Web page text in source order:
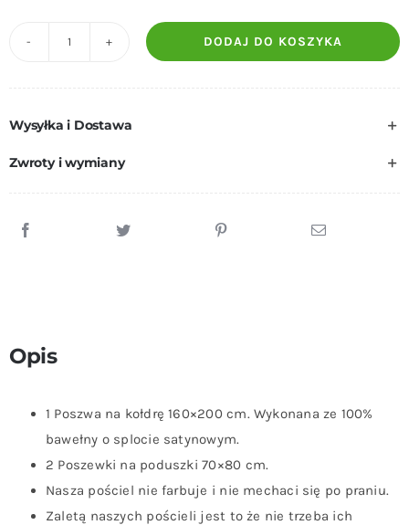
3D
160x200
DODAJ DO KOSZYKA
Wysyłka i Dostawa
Zwroty i wymiany
Opis
1 Poszwa na kołdrę 160×200 cm. Wykonana ze 100%
bawełny o splocie satynowym.
2 Poszewki na poduszki 70×80 cm.
Nasza pościel nie farbuje i nie mechaci się po praniu.
Zaletą naszych pościeli jest to że nie trzeba ich